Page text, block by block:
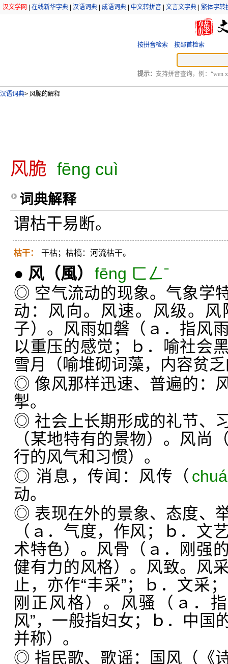
汉文学网 在线新华字典 汉语词典 成语词典 中文转拼音 文言文字典 繁体字转
按拼音检索 按部首检索
提示： 支持拼音查询，例：“wen
汉语词典> 风脆的解释
风脆 fēng cuì
词典解释
谓枯干易断。
枯干： 干枯；枯槁：河流枯干。
● 风 （風） fēng ㄈㄥˉ
◎ 空气流动的现象。气象学
动：风向。风速。风级。
子）。风雨如磐（ａ．指风
以重压的感觉；ｂ．喻社会
雪月（喻堆砌词藻，内容贫
◎ 像风那样迅速、普遍的：
掣。
◎ 社会上长期形成的礼节、
（某地特有的景物）。风尚
行的风气和习惯）。
◎ 消息，传闻：风传（
动。
◎ 表现在外的景象、态度、
（ａ．气度，作风；ｂ．文
术特色）。风骨（ａ．刚强
健有力的风格）。风致。风
止，亦作“丰采”；ｂ．文采
刚正风格）。风骚（ａ．
风”，一般指妇女；ｂ．中国
并称）。
◎ 指民歌、歌谣：国风（《